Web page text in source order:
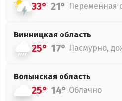
33° 21° Переменная
Винницкая область
25° 17° Пасмурно,
Волынская область
25° 14° Облачно